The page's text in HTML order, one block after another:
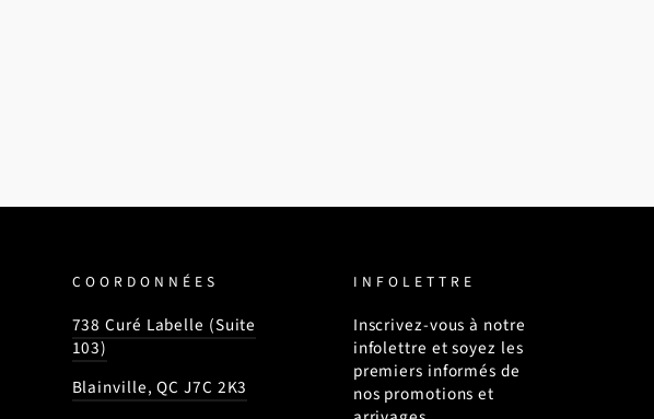
COORDONNÉES
738 Curé Labelle (Suite
103)
Blainville, QC J7C 2K3
INFOLETTRE
Inscrivez-vous à notre
infolettre et soyez les
premiers informés de
nos promotions et